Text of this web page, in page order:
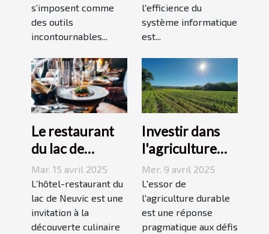
s’imposent comme
des outils
incontournables...
l'efficience du
système informatique
est...
Le restaurant
du lac de
Neuvic,
l’adresse
gourmande à
ne pas louper !
Mar. 15 avril 2025
L’hôtel-restaurant du
lac de Neuvic est une
invitation à la
découverte culinaire
Investir dans
l'agriculture
durable
tendances et
opportunités
pour le futur
Mer. 9 avril 2025
L'essor de
l'agriculture durable
est une réponse
pragmatique aux défis